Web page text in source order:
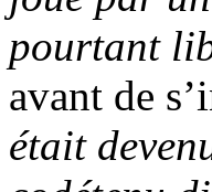
pourtant
avant de
était